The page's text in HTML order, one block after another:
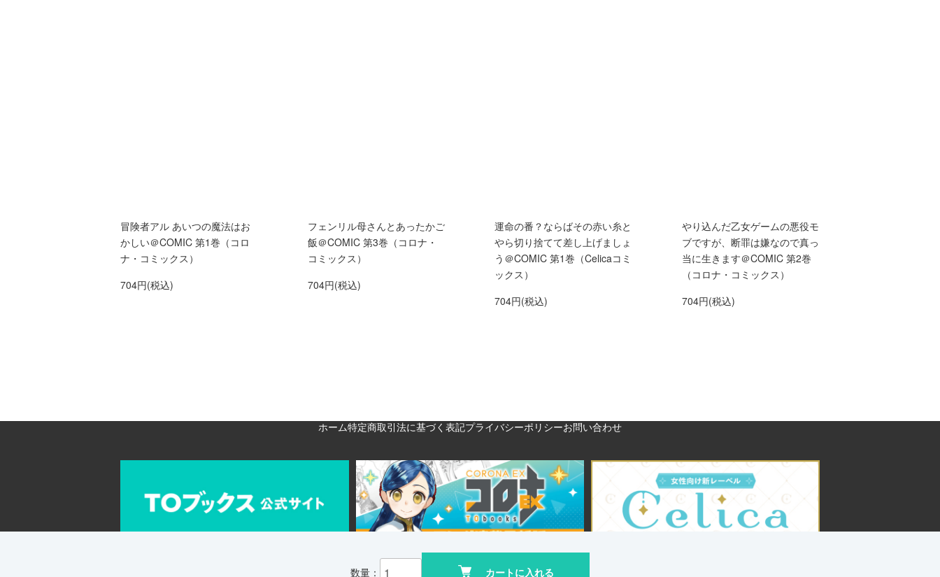
数量： カートに入れる
冒険者アル あいつの魔法はお
かしい＠COMIC 第1巻（コロ
ナ・コミックス）
704円(税込)
フェンリル母さんとあったかご
飯＠COMIC 第3巻（コロナ・
コミックス）
704円(税込)
運命の番？ならばその赤い糸と
やら切り捨てて差し上げましょ
う＠COMIC 第1巻（Celicaコミ
ックス）
704円(税込)
やり込んだ乙女ゲームの悪役モ
ブですが、断罪は嫌なので真っ
当に生きます＠COMIC 第2巻
（コロナ・コミックス）
704円(税込)
ホーム特定商取引法に基づく表記プライバシーポリシーお問い合わせ